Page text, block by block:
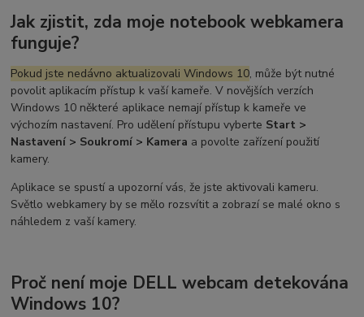
Jak zjistit, zda moje notebook webkamera
funguje?
Pokud jste nedávno aktualizovali Windows 10, může být nutné
povolit aplikacím přístup k vaší kameře. V novějších verzích
Windows 10 některé aplikace nemají přístup k kameře ve
výchozím nastavení. Pro udělení přístupu vyberte Start >
Nastavení > Soukromí > Kamera a povolte zařízení použití
kamery.
Aplikace se spustí a upozorní vás, že jste aktivovali kameru.
Světlo webkamery by se mělo rozsvítit a zobrazí se malé okno s
náhledem z vaší kamery.
Proč není moje DELL webcam detekována
Windows 10?